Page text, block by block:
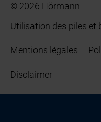
© 2026 Hörmann
Utilisation des piles et
Mentions légales
Disclaimer